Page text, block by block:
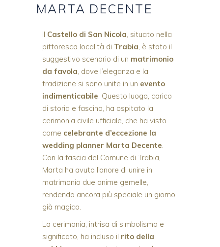
MARTA DECENTE
Il Castello di San Nicola, situato nella
pittoresca località di Trabia, è stato il
suggestivo scenario di un matrimonio
da favola, dove l’eleganza e la
tradizione si sono unite in un evento
indimenticabile. Questo luogo, carico
di storia e fascino, ha ospitato la
cerimonia civile ufficiale, che ha visto
come celebrante d’eccezione la
wedding planner Marta Decente.
Con la fascia del Comune di Trabia,
Marta ha avuto l’onore di unire in
matrimonio due anime gemelle,
rendendo ancora più speciale un giorno
già magico.
La cerimonia, intrisa di simbolismo e
significato, ha incluso il rito della